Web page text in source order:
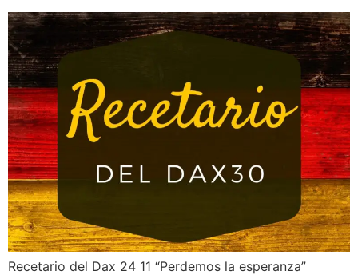
Recetario del Dax 24 11 “Perdemos la esperanza”